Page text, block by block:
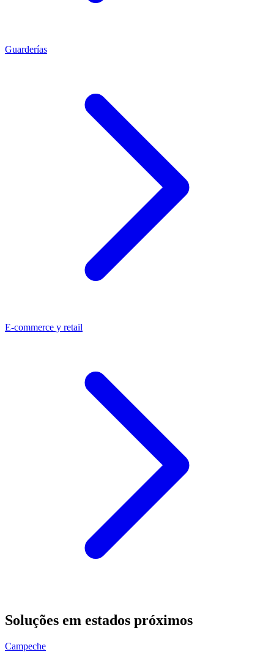
Guarderías
E-commerce y retail
Soluções em estados próximos
Campeche